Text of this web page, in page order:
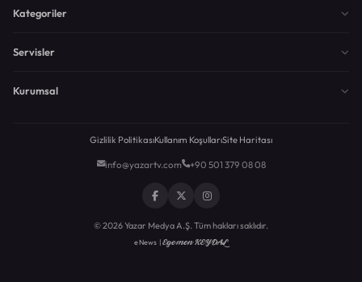
Kategoriler
Servisler
Kurumsal
Gizlilik PolitikasıKullanım KoşullarıSite Haritası
info@yazartv.com +90 501 379 08 08
© 2026 Yazar Medya A.Ş. Tüm hakları saklıdır.
eNews |Egemen KEYDAL